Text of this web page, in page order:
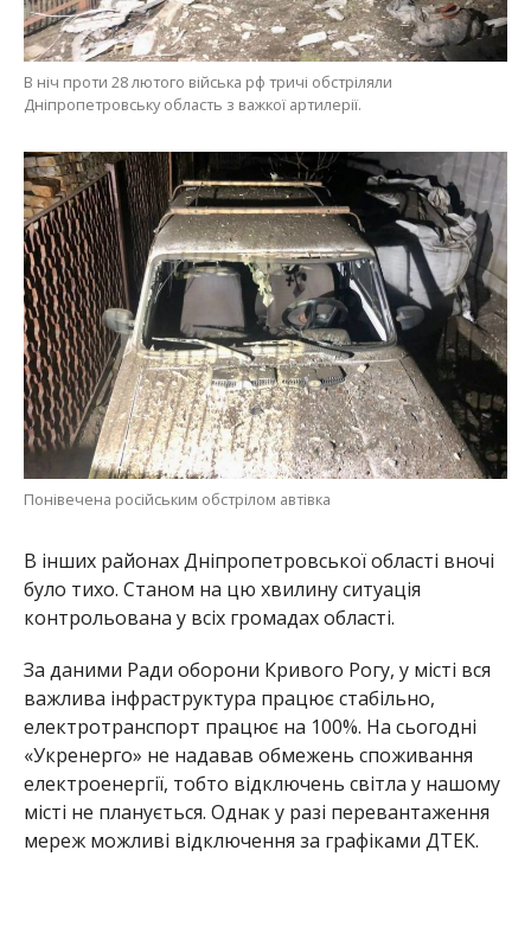
В ніч проти 28 лютого війська рф тричі обстріляли
Дніпропетровську область з важкої артилерії.
Понівечена російським обстрілом автівка
В інших районах Дніпропетровської області вночі
було тихо. Станом на цю хвилину ситуація
контрольована у всіх громадах області.
За даними Ради оборони Кривого Рогу, у місті вся
важлива інфраструктура працює стабільно,
електротранспорт працює на 100%. На сьогодні
«Укренерго» не надавав обмежень споживання
електроенергії, тобто відключень світла у нашому
місті не планується. Однак у разі перевантаження
мереж можливі відключення за графіками ДТЕК.